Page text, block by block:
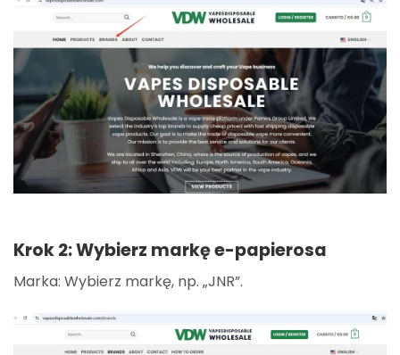
Krok 2: Wybierz markę e-papierosa
Marka: Wybierz markę, np. „JNR”.